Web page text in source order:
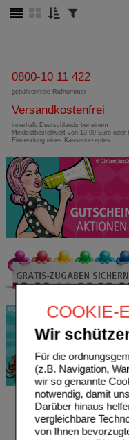
COOKIE-
Wir
Für die
(z.B. Navigation,
wir so genannte
notwendig, damit
Darüber hinaus
vergleichbare
von Ihnen
0800-10 11 422
gebührenfreie Rufnummer
Versandkostenfrei
innerhalb Deutschlands bei einem
Mindestbestellwert von 13,99 Euro oder
Einsendung eines Kassenrezeptes